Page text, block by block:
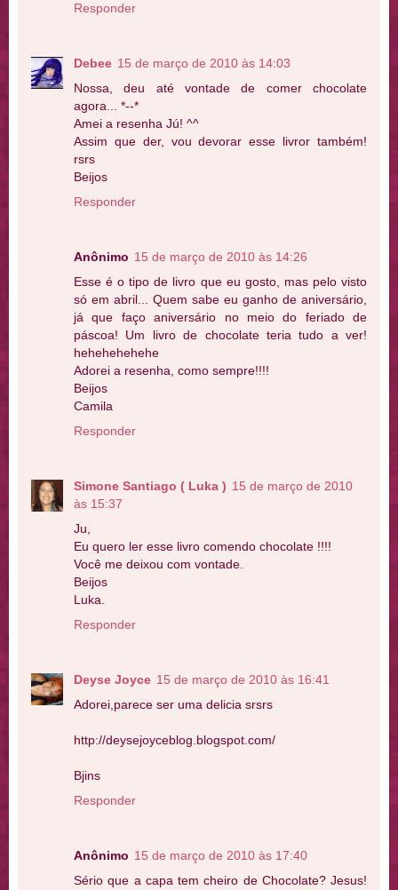
Responder
Debee 15 de março de 2010 às 14:03
Nossa, deu até vontade de comer chocolate
agora... *--*
Amei a resenha Jú! ^^
Assim que der, vou devorar esse livror também!
rsrs
Beijos
Responder
Anônimo 15 de março de 2010 às 14:26
Esse é o tipo de livro que eu gosto, mas pelo visto
só em abril... Quem sabe eu ganho de aniversário,
já que faço aniversário no meio do feriado de
páscoa! Um livro de chocolate teria tudo a ver!
hehehehehehe
Adorei a resenha, como sempre!!!!
Beijos
Camila
Responder
Simone Santiago ( Luka ) 15 de março de 2010
às 15:37
Ju,
Eu quero ler esse livro comendo chocolate !!!!
Você me deixou com vontade.
Beijos
Luka.
Responder
Deyse Joyce 15 de março de 2010 às 16:41
Adorei,parece ser uma delicia srsrs
http://deysejoyceblog.blogspot.com/
Bjins
Responder
Anônimo 15 de março de 2010 às 17:40
Sério que a capa tem cheiro de Chocolate? Jesus!